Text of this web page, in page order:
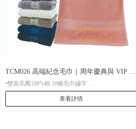
TCM026 高端紀念毛巾｜周年慶典與 VIP 客
戶訂製
•雙面毛圈100%棉 20條毛巾繡字
•材 質： 雙面毛圈品質棉100%cotton
查看詳情